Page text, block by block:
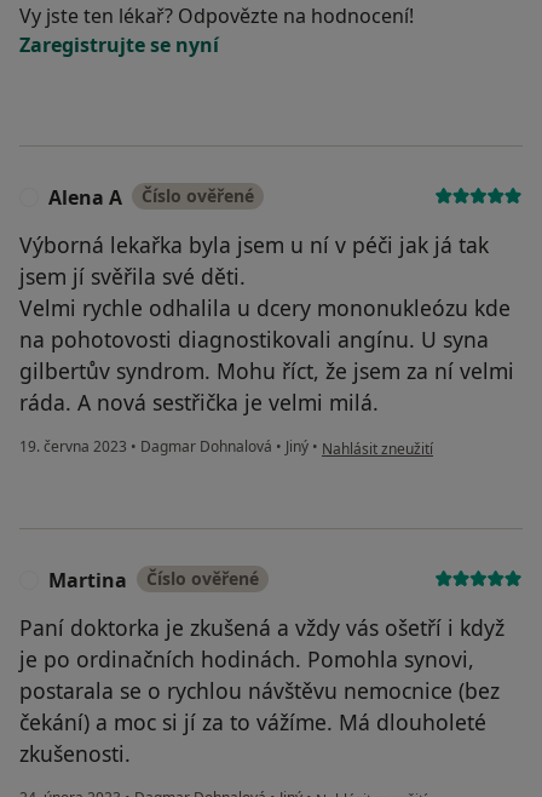
Vy jste ten lékař? Odpovězte na hodnocení!
Zaregistrujte se nyní
Alena A Číslo ověřené
Výborná lekařka byla jsem u ní v péči jak já tak
jsem jí svěřila své děti.
Velmi rychle odhalila u dcery mononukleózu kde
na pohotovosti diagnostikovali angínu. U syna
gilbertův syndrom. Mohu říct, že jsem za ní velmi
ráda. A nová sestřička je velmi milá.
19. června 2023 • Dagmar Dohnalová • Jiný • podle názoru uživatele Alena A
Nahlásit zneužití
Martina Číslo ověřené
Paní doktorka je zkušená a vždy vás ošetří i když
je po ordinačních hodinách. Pomohla synovi,
postarala se o rychlou návštěvu nemocnice (bez
čekání) a moc si jí za to vážíme. Má dlouholeté
zkušenosti.
podle názoru uživatele Martina